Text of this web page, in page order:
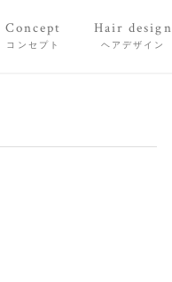
Concept
コンセプト
Hair design
ヘアデザイン